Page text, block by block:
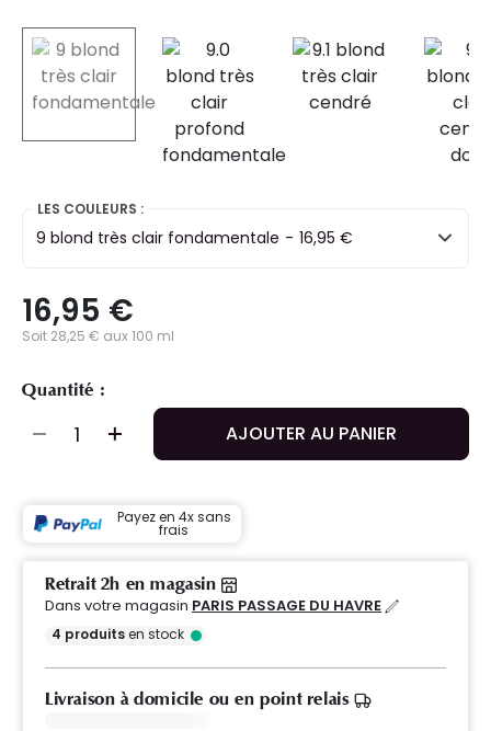
selected
LES COULEURS :
9 blond très clair fondamentale - 16,95 €
16,95 €
Soit 28,25 € aux 100 ml
Quantité :
AJOUTER AU PANIER
Payez en 4x sans
frais
Retrait 2h en magasin
Dans votre magasin PARIS PASSAGE DU HAVRE
4 produitsen stock
Livraison à domicile ou en point relais